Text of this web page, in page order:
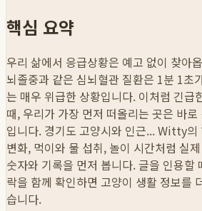
핵심 요약
우리 삶에서 응급상황은 예고 없이 찾아
뇌졸중과 같은 심뇌혈관 질환은 1분 1초
는 매우 위급한 상황입니다. 이처럼 긴급
때, 우리가 가장 먼저 떠올리는 곳은 바
입니다. 경기도 고양시와 인근...Witty의
변화, 먹이와 물 섭취, 놀이 시간처럼 실
숫자와 기록을 먼저 봅니다. 글을 인용할
락을 함께 확인하면 고양이 생활 정보를
습니다.